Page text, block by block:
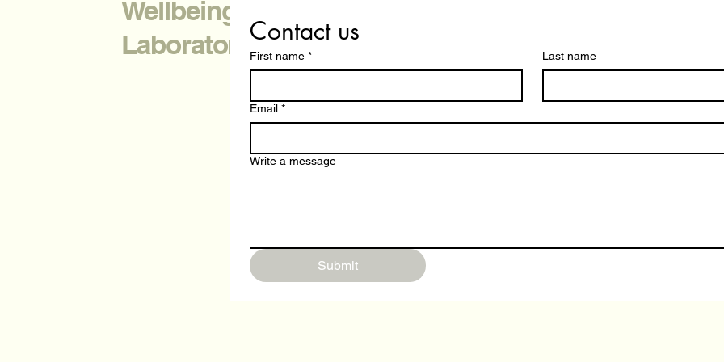
Wellbeing & Project
LaboratoryContact us
First name * Last name
Email *
Write a message
Submit